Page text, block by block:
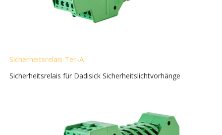
Sicherheitsrelais Ter-A
Sicherheitsrelais für Dadisick Sicherheitslichtvorhänge